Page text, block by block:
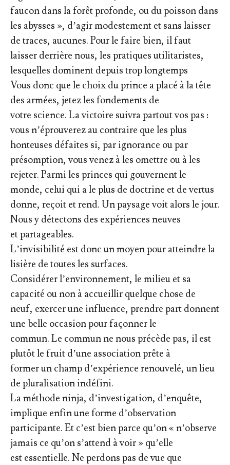
faucon dans la forêt profonde, ou du poisson dans
les abysses », d’agir modestement et sans laisser
de traces, aucunes. Pour le faire bien, il faut
laisser derrière nous, les pratiques utilitaristes,
lesquelles dominent depuis trop longtemps
Vous donc que le choix du prince a placé à la tête
des armées, jetez les fondements de
votre science. La victoire suivra partout vos pas :
vous n’éprouverez au contraire que les plus
honteuses défaites si, par ignorance ou par
présomption, vous venez à les omettre ou à les
rejeter. Parmi les princes qui gouvernent le
monde, celui qui a le plus de doctrine et de vertus
donne, reçoit et rend. Un paysage voit alors le jour.
Nous y détectons des expériences neuves
et partageables.
L’invisibilité est donc un moyen pour atteindre la
lisière de toutes les surfaces.
Considérer l’environnement, le milieu et sa
capacité ou non à accueillir quelque chose de
neuf, exercer une influence, prendre part donnent
une belle occasion pour façonner le
commun. Le commun ne nous précède pas, il est
plutôt le fruit d’une association prête à
former un champ d’expérience renouvelé, un lieu
de pluralisation indéfini.
La méthode ninja, d’investigation, d’enquête,
implique enfin une forme d’observation
participante. Et c’est bien parce qu’on « n’observe
jamais ce qu’on s’attend à voir » qu’elle
est essentielle. Ne perdons pas de vue que